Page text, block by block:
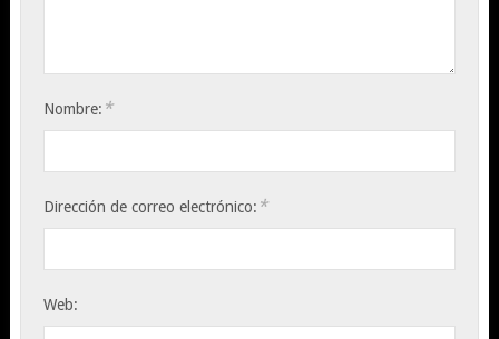
Nombre: *
Dirección de correo electrónico: *
Web: